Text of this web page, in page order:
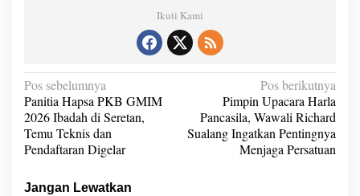
Ikuti Kami
N
a
v
i
g
Pos sebelumnya
Panitia Hapsa PKB GMIM
2026 Ibadah di Seretan,
Temu Teknis dan
Pendaftaran Digelar
Pos berikutnya
Pimpin Upacara Harla
Pancasila, Wawali Richard
Sualang Ingatkan Pentingnya
Menjaga Persatuan
Jangan Lewatkan